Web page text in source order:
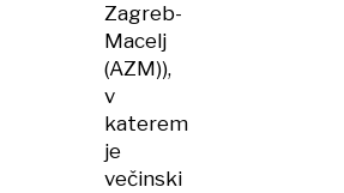
Zagreb-
Macelj
(AZM)),
v
katerem
je
večinski